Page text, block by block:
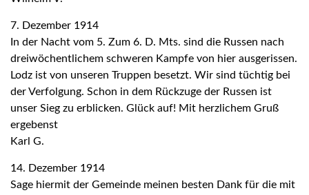
7. Dezember 1914
In der Nacht vom 5. Zum 6. D. Mts. sind die Russen nach
dreiwöchentlichem schweren Kampfe von hier ausgerissen.
Lodz ist von unseren Truppen besetzt. Wir sind tüchtig bei
der Verfolgung. Schon in dem Rückzuge der Russen ist
unser Sieg zu erblicken. Glück auf! Mit herzlichem Gruß
ergebenst
Karl G.
14. Dezember 1914
Sage hiermit der Gemeinde meinen besten Dank für die mit